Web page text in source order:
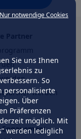
Nur notwendige Cookies
Sie uns Ihnen
zu
So
personalisierte
Über
Präferenzen
möglich. Mit
werden lediglich
werden
Engagement